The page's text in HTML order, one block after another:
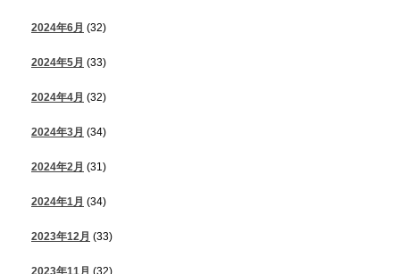
2024年6月 (32)
2024年5月 (33)
2024年4月 (32)
2024年3月 (34)
2024年2月 (31)
2024年1月 (34)
2023年12月 (33)
2023年11月 (32)